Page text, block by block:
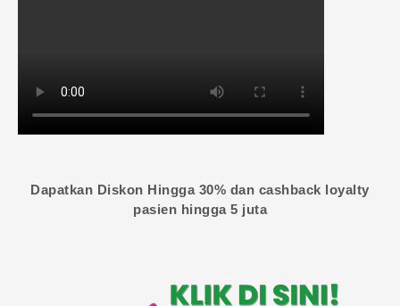
Dapatkan Diskon Hingga 30% dan cashback loyalty
pasien hingga 5 juta